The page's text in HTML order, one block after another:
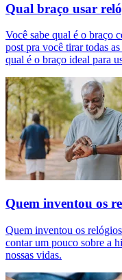
Qual braço usar
Você sabe qual é o braço
post pra você tirar todas
qual é o braço ideal para
Quem inventou os
Quem inventou os
contar um pouco sobre a
nossas vidas.